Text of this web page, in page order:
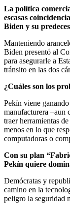
La política
escasas
Biden y su
Manteniendo
Biden presentó al
para asegurarle a
tránsito en las dos
¿Cuáles son los
Pekín viene
manufacturera –aun
traer herramientas
menos en lo que
computadoras o
Con su plan
Pekín quiere
Demócratas y
camino en la
peligro la seguridad